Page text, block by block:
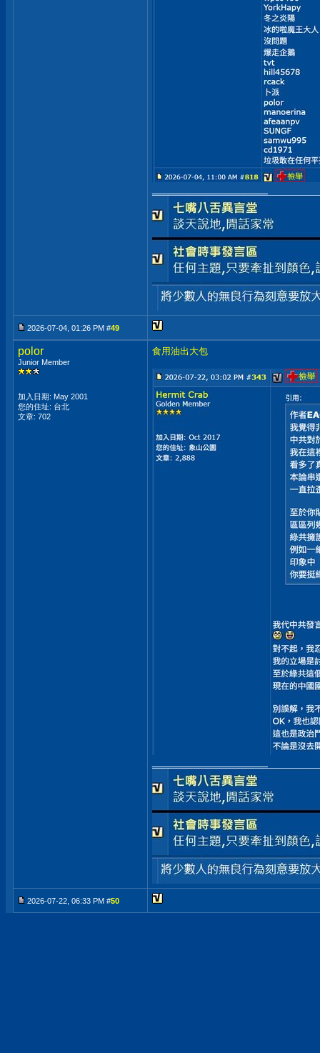
2026-07-04, 01:26 PM #49
polor
Junior Member
加入日期: May 2001
您的住址: 台北
文章: 702
食用油出大包
2026-07-22, 06:33 PM #50